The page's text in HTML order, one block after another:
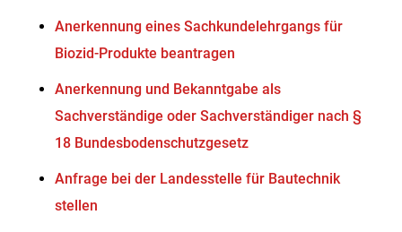
Anerkennung eines Sachkundelehrgangs für
Biozid-Produkte beantragen
Anerkennung und Bekanntgabe als
Sachverständige oder Sachverständiger nach §
18 Bundesbodenschutzgesetz
Anfrage bei der Landesstelle für Bautechnik
stellen